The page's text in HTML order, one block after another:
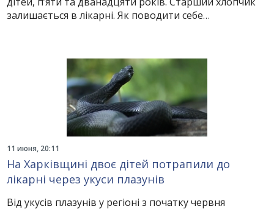
залишається в лікарні. Як поводити себе…
11 июня, 20:11
На Харківщині двоє дітей потрапили до
лікарні через укуси плазунів
Від укусів плазунів у регіоні з початку червня